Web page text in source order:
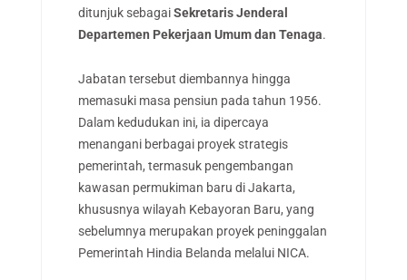
ditunjuk sebagaiSekretaris Jenderal
Departemen Pekerjaan Umum dan Tenaga.
Jabatan tersebut diembannya hingga
memasuki masa pensiun pada tahun 1956.
Dalam kedudukan ini, ia dipercaya
menangani berbagai proyek strategis
pemerintah, termasuk pengembangan
kawasan permukiman baru di Jakarta,
khususnya wilayah Kebayoran Baru, yang
sebelumnya merupakan proyek peninggalan
Pemerintah Hindia Belanda melalui NICA.